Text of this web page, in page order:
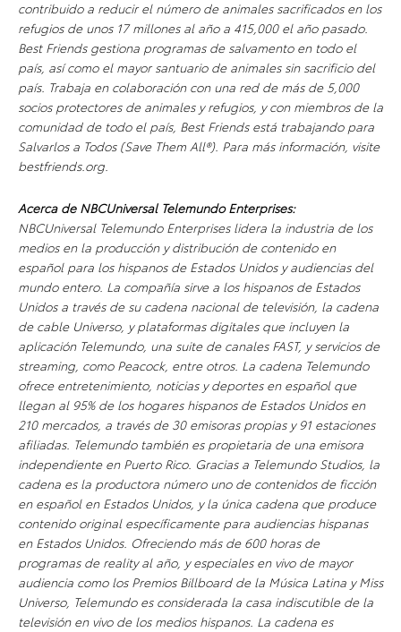
contribuido a reducir el número de animales sacrificados en los
refugios de unos 17 millones al año a 415,000 el año pasado.
Best Friends gestiona programas de salvamento en todo el
país, así como el mayor santuario de animales sin sacrificio del
país. Trabaja en colaboración con una red de más de 5,000
socios protectores de animales y refugios, y con miembros de la
comunidad de todo el país, Best Friends está trabajando para
Salvarlos a Todos (Save Them All®). Para más información, visite
bestfriends.org.
Acerca de NBCUniversal Telemundo Enterprises:
NBCUniversal Telemundo Enterprises lidera la industria de los
medios en la producción y distribución de contenido en
español para los hispanos de Estados Unidos y audiencias del
mundo entero. La compañía sirve a los hispanos de Estados
Unidos a través de su cadena nacional de televisión, la cadena
de cable Universo, y plataformas digitales que incluyen la
aplicación Telemundo, una suite de canales FAST, y servicios de
streaming, como Peacock, entre otros. La cadena Telemundo
ofrece entretenimiento, noticias y deportes en español que
llegan al 95% de los hogares hispanos de Estados Unidos en
210 mercados, a través de 30 emisoras propias y 91 estaciones
afiliadas. Telemundo también es propietaria de una emisora
independiente en Puerto Rico. Gracias a Telemundo Studios, la
cadena es la productora número uno de contenidos de ficción
en español en Estados Unidos, y la única cadena que produce
contenido original específicamente para audiencias hispanas
en Estados Unidos. Ofreciendo más de 600 horas de
programas de reality al año, y especiales en vivo de mayor
audiencia como los Premios Billboard de la Música Latina y Miss
Universo, Telemundo es considerada la casa indiscutible de la
televisión en vivo de los medios hispanos. La cadena es